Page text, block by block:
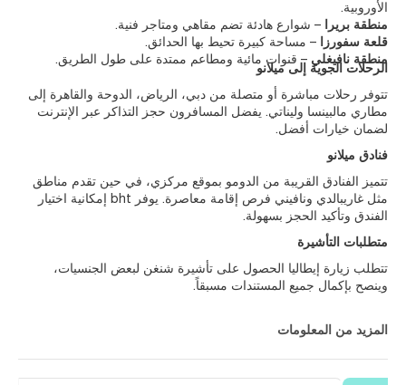
الأوروبية.
منطقة بريرا – شوارع هادئة تضم مقاهي ومتاجر فنية.
قلعة سفورزا – مساحة كبيرة تحيط بها الحدائق.
منطقة نافيغلي – قنوات مائية ومطاعم ممتدة على طول الطريق.
الرحلات الجوية إلى ميلانو
تتوفر رحلات مباشرة أو متصلة من دبي، الرياض، الدوحة والقاهرة إلى
مطاري مالبينسا وليناتي. يفضل المسافرون حجز التذاكر عبر الإنترنت
لضمان خيارات أفضل.
فنادق ميلانو
تتميز الفنادق القريبة من الدومو بموقع مركزي، في حين تقدم مناطق
مثل غاريبالدي ونافيني فرص إقامة معاصرة. يوفر bht إمكانية اختيار
الفندق وتأكيد الحجز بسهولة.
متطلبات التأشيرة
تتطلب زيارة إيطاليا الحصول على تأشيرة شنغن لبعض الجنسيات،
وينصح بإكمال جميع المستندات مسبقاً.
المزيد من المعلومات